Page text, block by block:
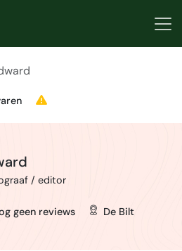
/ editor
geen reviews De Bilt